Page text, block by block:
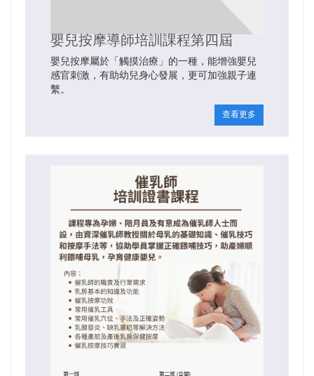
嬰兒按摩導師培訓課程第四屆
嬰兒按摩屬於「觸摸治療」的一種，能增強嬰兒
感官刺激，有助幼兒身心發展，更可加強親子連
繫。
查看更多